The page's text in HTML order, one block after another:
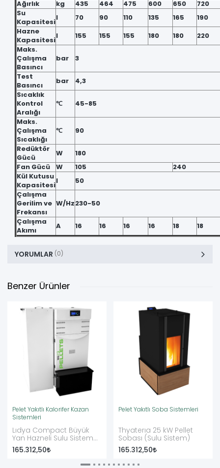
Ağırlık kg 435 464 475 600 650
720
Su
Kapasitesi
l 70 90 110 135 165 190
Hazne
Kapasitesi
l 155 155 155 180 180 220
Maks.
Çalışma
Basıncı
bar 3
Test
Basıncı
bar 4,3
Sıcaklık
Kontrol
Aralığı
℃ 45-85
Maks.
Çalışma
Sıcaklığı
℃ 90
Redüktör
Gücü
W 180
Fan Gücü W 105
240
Kül Kutusu
Kapasitesi
l 50
Çalışma
Gerilim ve
Frekansı
W/Hz 230-50
Çalışma
Akımı
A 16 16 16 16 18 18
YORUMLAR (0)
Benzer Ürünler
Pelet Yakıtlı Kalorifer Kazan
Sistemleri
Lıdya Compact Büyük
Yan Hazneli Sulu Sistem
Pellet Kazanı
165.312,50
Pelet Yakıtlı Soba Sistemleri
Thyaterıa 25 kW Pellet
Sobası (Sulu Sistem)
165.312,50